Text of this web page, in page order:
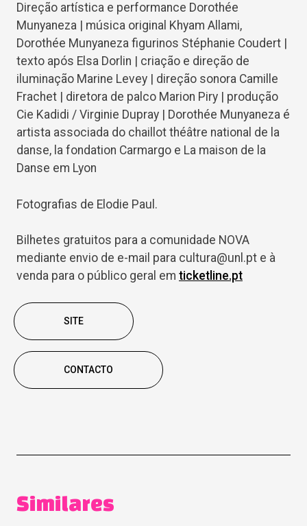
Direção artística e performance Dorothée
Munyaneza | música original Khyam Allami,
Dorothée Munyaneza figurinos Stéphanie Coudert |
texto após Elsa Dorlin | criação e direção de
iluminação Marine Levey | direção sonora Camille
Frachet | diretora de palco Marion Piry | produção
Cie Kadidi / Virginie Dupray | Dorothée Munyaneza é
artista associada do chaillot théâtre national de la
danse, la fondation Carmargo e La maison de la
Danse em Lyon
Fotografias de Elodie Paul.
Bilhetes gratuitos para a comunidade NOVA
mediante envio de e-mail para cultura@unl.pt e à
venda para o público geral em ticketline.pt
SITE
CONTACTO
Similares